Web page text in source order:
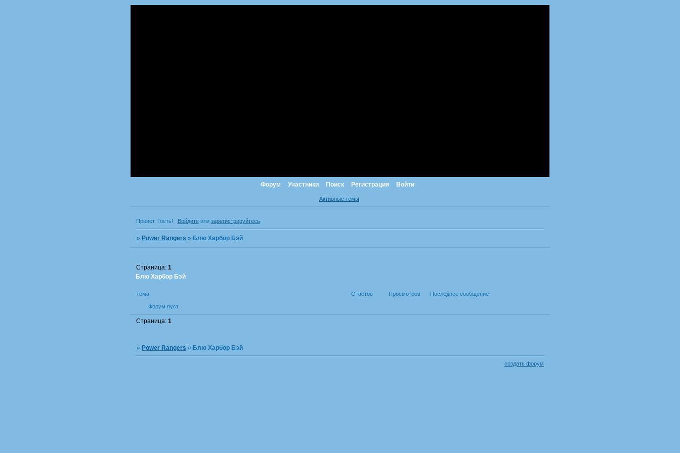
Форум Участники Поиск Регистрация Войти
Активные темы
Привет, Гость! Войдитеили зарегистрируйтесь.
»Power Rangers »Блю Харбор Бэй
Блю Харбор Бэй
Страница:1
Тема Ответов Просмотров Последнее сообщение
Форум пуст.
Страница:1
»Power Rangers »Блю Харбор Бэй
создать форум